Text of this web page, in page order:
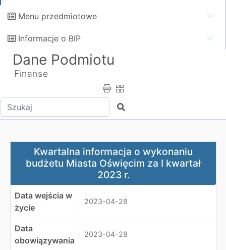
Menu przedmiotowe
Informacje o BIP
Dane Podmiotu
Finanse
Wpisz tekst do wyszukania Szukaj
Kwartalna informacja o wykonaniu budżetu Miasta
Kwartalna informacja o wykonaniu
budżetu Miasta Oświęcim za I kwartał
2023 r.
Data wejścia w
życie
2023-04-28
Data
obowiązywania
2023-04-28